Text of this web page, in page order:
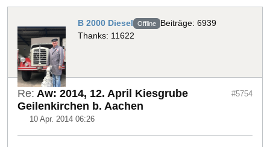
B 2000 Diesel Offline Beiträge: 6939
Thanks: 11622
Re: Aw: 2014, 12. April Kiesgrube
Geilenkirchen b. Aachen
10 Apr. 2014 06:26
#5754